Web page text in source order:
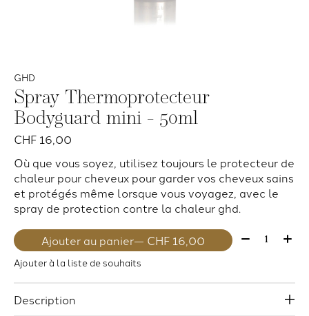
GHD
Spray Thermoprotecteur
Bodyguard mini - 50ml
CHF 16,00
Où que vous soyez, utilisez toujours le protecteur de
chaleur pour cheveux pour garder vos cheveux sains
et protégés même lorsque vous voyagez, avec le
spray de protection contre la chaleur ghd.
Ajouter au panier — CHF 16,00 Quantité:
Ajouter à la liste de souhaits
Description